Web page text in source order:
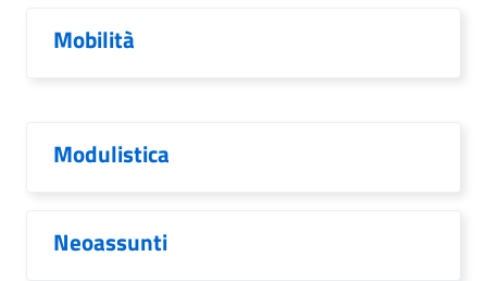
Mobilità
Modulistica
Neoassunti